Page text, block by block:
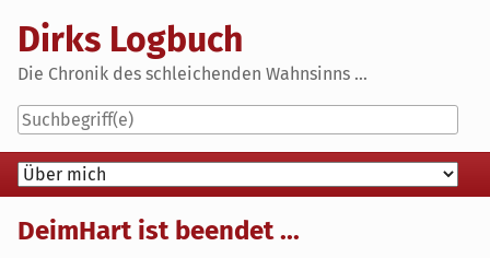
content
Dirks Logbuch
Die Chronik des schleichenden Wahnsinns ...
Navigation
DeimHart ist beendet ...